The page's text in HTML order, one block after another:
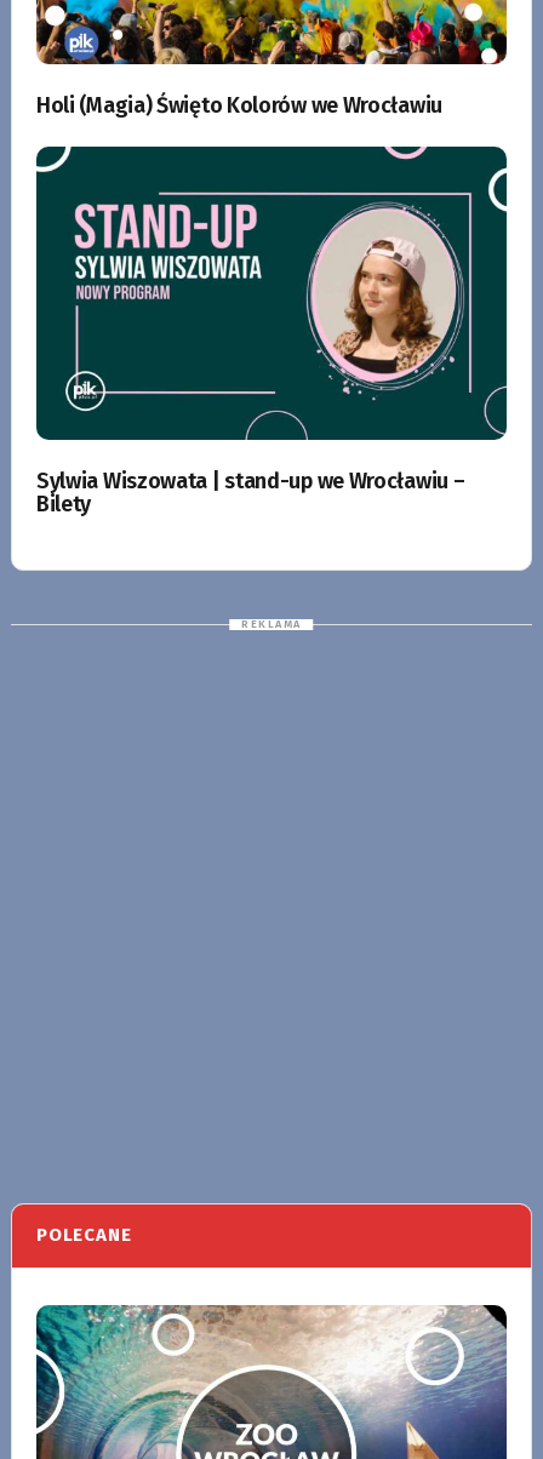
Holi (Magia) Święto Kolorów we Wrocławiu
Sylwia Wiszowata | stand-up we Wrocławiu –
Bilety
POLECANE